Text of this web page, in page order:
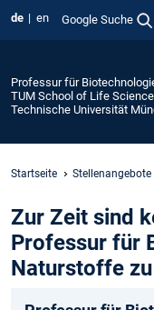
de en Google Suche
Professur für
TUM School of Life
Technische Universität
Startseite Stellenangebote
Zur Zeit sind
Professur für
Naturstoffe